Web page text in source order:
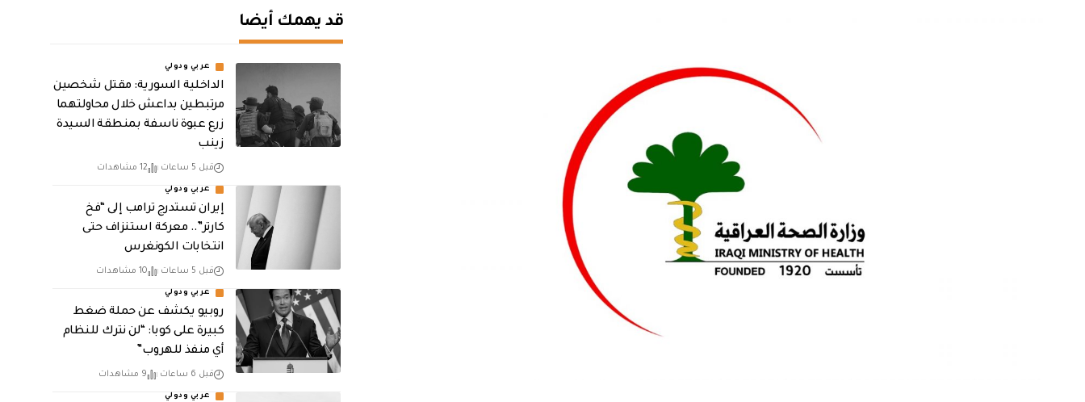
قد يهمك أيضا
عربي ودولي
الداخلية السورية: مقتل شخصين
مرتبطين بداعش خلال محاولتهما
زرع عبوة ناسفة بمنطقة السيدة
زينب
قبل 5 ساعات 12 مشاهدات
عربي ودولي
إيران تستدرج ترامب إلى “فخ
كارتر”.. معركة استنزاف حتى
انتخابات الكونغرس
قبل 5 ساعات 10 مشاهدات
عربي ودولي
روبيو يكشف عن حملة ضغط
كبيرة على كوبا: “لن نترك للنظام
أي منفذ للهروب”
قبل 6 ساعات 9 مشاهدات
عربي ودولي